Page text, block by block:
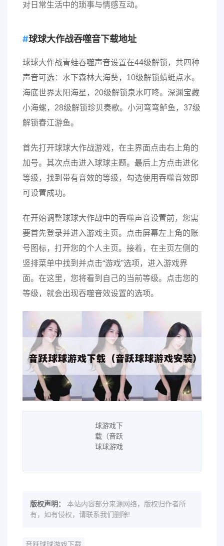
对日常生活中的琐事与情感互动。
球球大作战吞噬音下载地址
球球大作战青蛙吞噬声音设置在44级解锁，共四种
声音可选：水下森林大海葵，10级解锁蜻蜓点水。
海底世界太阳海星，20级解锁泉水叮咚。深渊宝藏
小海螺，28级解锁珍贝奏歌。小河弯弯鲈鱼，37级
解锁春江游鱼。
首先打开球球大作战游戏，在主界面点击右上角的
加号。其次点击进入球球主题。最后上方点击进化
等级，找到带有音效的等级，勾选使用吞噬音效即
可设置成功。
在开始调整球球大作战中的吞噬声音设置前，您需
要首先登录并进入游戏主页。点击屏幕左上角的账
号图标，打开您的个人主页。接着，在主页左侧的
竖排菜单中找到并点击“游戏”选项，进入游戏界
面。在这里，您将看到自己的当前等级。点击您的
等级，就会出现吞噬音效设置的选项。
版权声明：
本站内容部分来源网络，版权归作者所
有，如有侵权，请联系我们删除!